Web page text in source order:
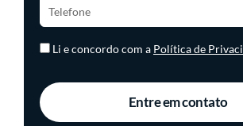
Li e concordo com a Política de
Entre em contato